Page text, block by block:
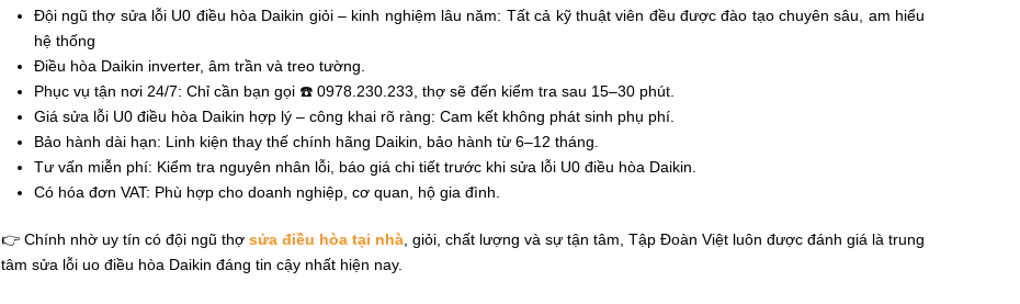
Đội ngũ thợ sửa lỗi U0 điều hòa Daikin giỏi – kinh nghiệm lâu năm: Tất cả kỹ thuật viên đều được đào tạo chuyên sâu, am hiểu
hệ thống
Điều hòa Daikin inverter, âm trần và treo tường.
Phục vụ tận nơi 24/7: Chỉ cần bạn gọi ☎️ 0978.230.233, thợ sẽ đến kiểm tra sau 15–30 phút.
Giá sửa lỗi U0 điều hòa Daikin hợp lý – công khai rõ ràng: Cam kết không phát sinh phụ phí.
Bảo hành dài hạn: Linh kiện thay thế chính hãng Daikin, bảo hành từ 6–12 tháng.
Tư vấn miễn phí: Kiểm tra nguyên nhân lỗi, báo giá chi tiết trước khi sửa lỗi U0 điều hòa Daikin.
Có hóa đơn VAT: Phù hợp cho doanh nghiệp, cơ quan, hộ gia đình.
👉 Chính nhờ uy tín có đội ngũ thợ sửa điều hòa tại nhà, giỏi, chất lượng và sự tận tâm, Tập Đoàn Việt luôn được đánh giá là trung
tâm sửa lỗi uo điều hòa Daikin đáng tin cậy nhất hiện nay.